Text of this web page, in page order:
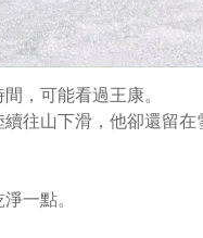
，可能看過王康。
往山下滑，他卻還留在
一點。